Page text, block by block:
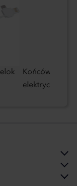
Końcówka do
elektrycznej